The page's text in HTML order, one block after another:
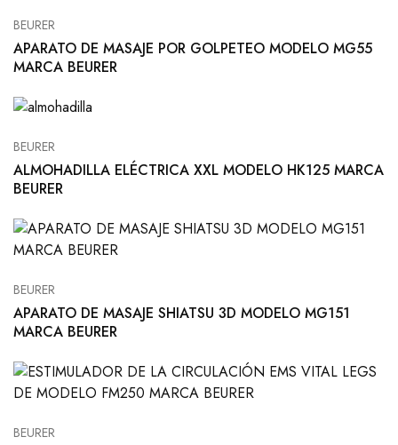
BEURER
APARATO DE MASAJE POR GOLPETEO MODELO MG55
MARCA BEURER
BEURER
ALMOHADILLA ELÉCTRICA XXL MODELO HK125 MARCA
BEURER
BEURER
APARATO DE MASAJE SHIATSU 3D MODELO MG151
MARCA BEURER
BEURER